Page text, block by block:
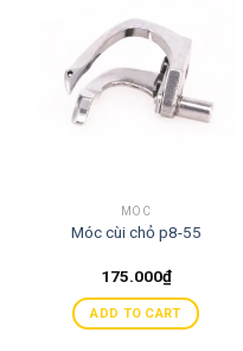
MÓC
Móc cùi chỏ p8-55
175.000₫
ADD TO CART